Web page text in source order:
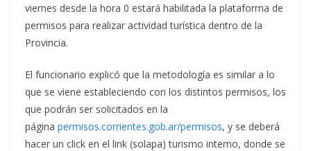
viernes desde la hora 0 estará habilitada la plataforma de
permisos para realizar actividad turística dentro de la
Provincia.
El funcionario explicó que la metodología es similar a lo
que se viene estableciendo con los distintos permisos, los
que podrán ser solicitados en la
página permisos.corrientes.gob.ar/permisos, y se deberá
hacer un click en el link (solapa) turismo interno, donde se